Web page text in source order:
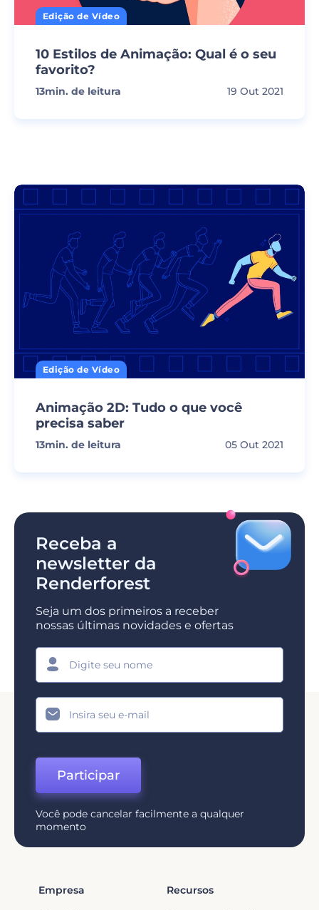
Edição de Vídeo
10 Estilos de Animação: Qual é o seu
favorito?
13min. de leitura 19 Out 2021
Edição de Vídeo
Animação 2D: Tudo o que você
precisa saber
13min. de leitura 05 Out 2021
Receba a
newsletter da
Renderforest
Seja um dos primeiros a receber
nossas últimas novidades e ofertas
Participar
Você pode cancelar facilmente a qualquer
momento
Empresa Recursos